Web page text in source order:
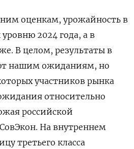
оценкам, урожайность в
2024 года, а в
В целом, результаты в
нашим ожиданиям, но
участников рынка
относительно
российской
На внутреннем
третьего класса